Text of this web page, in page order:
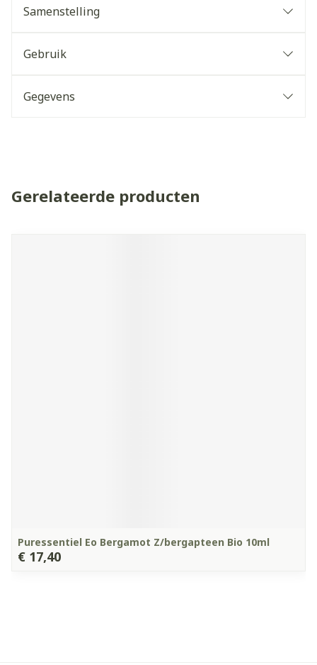
Samenstelling
Gebruik
Gegevens
Gerelateerde producten
Puressentiel Eo Bergamot Z/bergapteen Bio 10ml
€ 17,40